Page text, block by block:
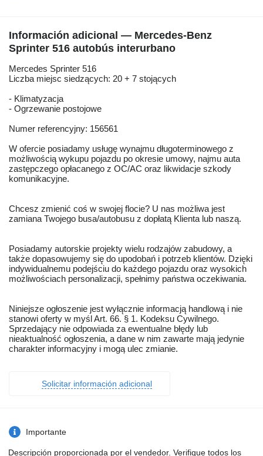
Información adicional — Mercedes-Benz
Sprinter 516 autobús interurbano
Mercedes Sprinter 516
Liczba miejsc siedzących: 20 + 7 stojących
- Klimatyzacja
- Ogrzewanie postojowe
Numer referencyjny: 156561
W ofercie posiadamy usługę wynajmu długoterminowego z
możliwością wykupu pojazdu po okresie umowy, najmu auta
zastępczego opłacanego z OC/AC oraz likwidacje szkody
komunikacyjne.
Chcesz zmienić coś w swojej flocie? U nas możliwa jest
zamiana Twojego busa/autobusu z dopłatą Klienta lub naszą.
Posiadamy autorskie projekty wielu rodzajów zabudowy, a
także dopasowujemy się do upodobań i potrzeb klientów. Dzięki
indywidualnemu podejściu do każdego pojazdu oraz wysokich
możliwościach personalizacji, spełnimy państwa oczekiwania.
Niniejsze ogłoszenie jest wyłącznie informacją handlową i nie
stanowi oferty w myśl Art. 66. § 1. Kodeksu Cywilnego.
Sprzedający nie odpowiada za ewentualne błędy lub
nieaktualność ogłoszenia, a dane w nim zawarte mają jedynie
charakter informacyjny i mogą ulec zmianie.
Solicitar información adicional
Importante
Descripción proporcionada por el vendedor. Verifique todos los